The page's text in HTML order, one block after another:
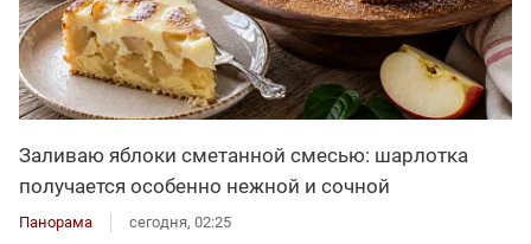
Заливаю яблоки сметанной смесью: шарлотка
получается особенно нежной и сочной
Панорама сегодня, 02:25